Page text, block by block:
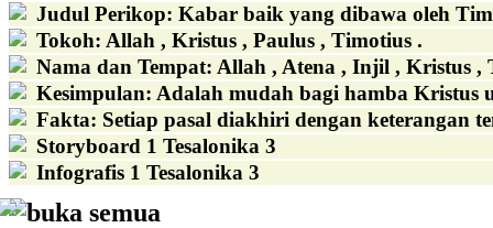
Judul Perikop: Kabar baik yang dibawa oleh
Tokoh: Allah , Kristus , Paulus , Timotius .
Nama dan Tempat: Allah , Atena , Injil , Kristus ,
Kesimpulan: Adalah mudah bagi hamba Kristus
Fakta: Setiap pasal diakhiri dengan keterangan
Storyboard 1 Tesalonika 3
Infografis 1 Tesalonika 3
buka semua